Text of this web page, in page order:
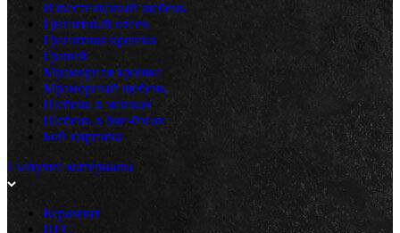
Известняковый щебень
Гранитный отсев
Гранитная крошка
Гравий
Мраморная крошка
Мраморный щебень
Щебень в мешках
Щебень в биг-бэгах
Бой кирпича
Сыпучие материалы
Керамзит
ПГС